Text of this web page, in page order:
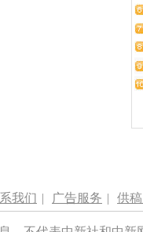
我们 | 广告服务 | 供